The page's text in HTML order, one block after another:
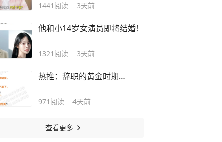
1441 阅读 3天前
他和小14岁女演员即将结婚！
1321 阅读 3天前
热推：辞职的黄金时期…
971 阅读 4天前
查看更多